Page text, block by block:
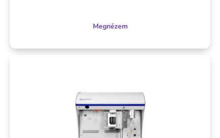
Megnézem